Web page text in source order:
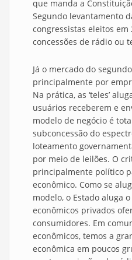
que manda a
Segundo levantamento
congressistas eleitos em
concessões de rádio ou
Já o mercado do
principalmente por
Na prática, as ‘teles’
usuários receberem e
modelo de negócio é
subconcessão do
loteamento
por meio de leilões. O
principalmente político
econômico. Como se
modelo, o Estado aluga
econômicos privados
consumidores. Em
econômicos, temos a
econômica em poucos